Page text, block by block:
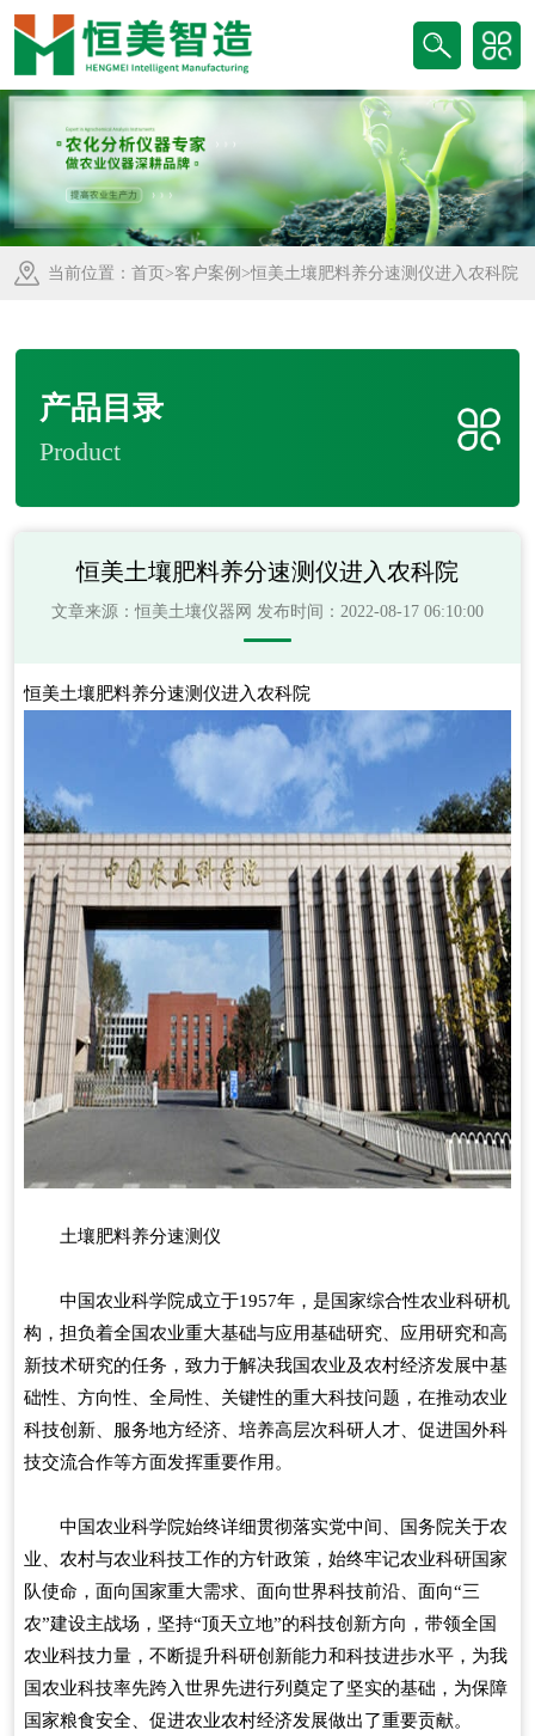
当前位置： 首页 >客户案例 >恒美土壤肥料养分速测仪进入农科院
产品目录
Product
恒美土壤肥料养分速测仪进入农科院
文章来源：恒美土壤仪器网 发布时间：2022-08-17 06:10:00
恒美土壤肥料养分速测仪进入农科院
土壤肥料养分速测仪
中国农业科学院成立于1957年，是国家综合性农业科研机
构，担负着全国农业重大基础与应用基础研究、应用研究和高
新技术研究的任务，致力于解决我国农业及农村经济发展中基
础性、方向性、全局性、关键性的重大科技问题，在推动农业
科技创新、服务地方经济、培养高层次科研人才、促进国外科
技交流合作等方面发挥重要作用。
中国农业科学院始终详细贯彻落实党中间、国务院关于农
业、农村与农业科技工作的方针政策，始终牢记农业科研国家
队使命，面向国家重大需求、面向世界科技前沿、面向“三
农”建设主战场，坚持“顶天立地”的科技创新方向，带领全国
农业科技力量，不断提升科研创新能力和科技进步水平，为我
国农业科技率先跨入世界先进行列奠定了坚实的基础，为保障
国家粮食安全、促进农业农村经济发展做出了重要贡献。